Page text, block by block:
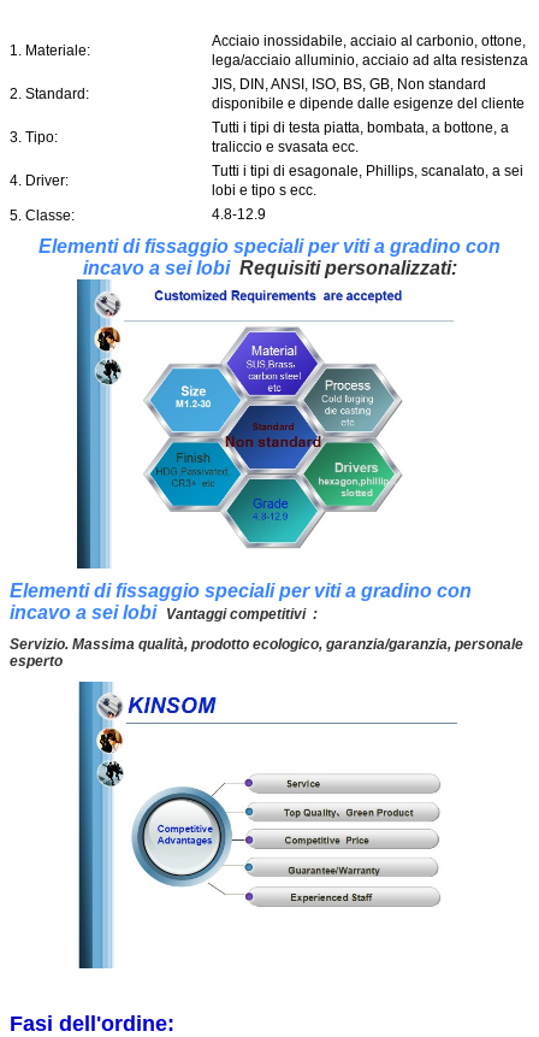
1. Materiale:
Acciaio inossidabile, acciaio al carbonio, ottone,
lega/acciaio alluminio, acciaio ad alta resistenza
2. Standard:
JIS, DIN, ANSI, ISO, BS, GB, Non standard
disponibile e dipende dalle esigenze del cliente
3. Tipo:
Tutti i tipi di testa piatta, bombata, a bottone, a
traliccio e svasata ecc.
4. Driver:
Tutti i tipi di esagonale, Phillips, scanalato, a sei
lobi e tipo s ecc.
5. Classe:
4.8-12.9
6. Trattamento superficiale:
Zinco, nichel, cromo, titanio, ossido nero ecc.
7. Specifiche:
M1.2-M30
Forgiatura a freddo, pressofusione, stampaggio
a iniezione di metalli
9. Applicazione:
Macchine, elettronica, utensili, auto, attrezzature
per il fitness e altre richieste industriali
Elementi di fissaggio speciali per viti a gradino con
incavo a sei lobiRequisiti personalizzati:
Elementi di fissaggio speciali per viti a gradino con
incavo a sei lobi
Vantaggi competitivi :
Servizio. Massima qualità, prodotto ecologico, garanzia/garanzia, personale
esperto
Fasi dell'ordine: